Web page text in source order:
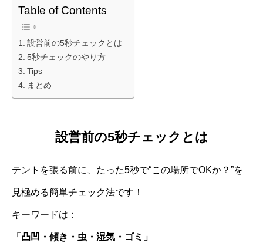
Table of Contents
設営前の5秒チェックとは
5秒チェックのやり方
Tips
まとめ
設営前の5秒チェックとは
テントを張る前に、たった5秒で“この場所でOKか？”を
見極める簡単チェック法です！
キーワードは：
「凸凹・傾き・虫・湿気・ゴミ」